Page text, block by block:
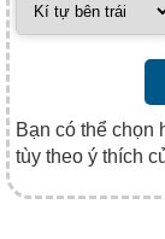
Bạn có thể chọn
tùy theo ý thích